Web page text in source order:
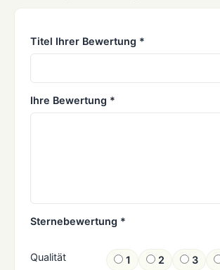
Titel Ihrer Bewertung *
Ihre Bewertung *
Sternebewertung *
Qualität 1 2 3